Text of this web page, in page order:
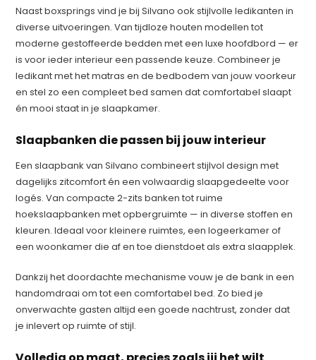
Naast boxsprings vind je bij Silvano ook stijlvolle ledikanten in
diverse uitvoeringen. Van tijdloze houten modellen tot
moderne gestoffeerde bedden met een luxe hoofdbord — er
is voor ieder interieur een passende keuze. Combineer je
ledikant met het matras en de bedbodem van jouw voorkeur
en stel zo een compleet bed samen dat comfortabel slaapt
én mooi staat in je slaapkamer.
Slaapbanken die passen bij jouw interieur
Een slaapbank van Silvano combineert stijlvol design met
dagelijks zitcomfort én een volwaardig slaapgedeelte voor
logés. Van compacte 2-zits banken tot ruime
hoekslaapbanken met opbergruimte — in diverse stoffen en
kleuren. Ideaal voor kleinere ruimtes, een logeerkamer of
een woonkamer die af en toe dienstdoet als extra slaapplek.
Dankzij het doordachte mechanisme vouw je de bank in een
handomdraai om tot een comfortabel bed. Zo bied je
onverwachte gasten altijd een goede nachtrust, zonder dat
je inlevert op ruimte of stijl.